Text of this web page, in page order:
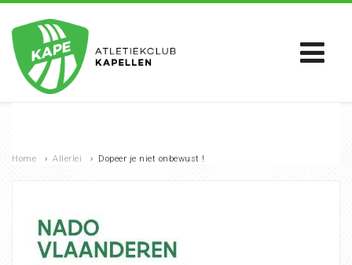
Home › Allerlei › Dopeer je niet onbewust !